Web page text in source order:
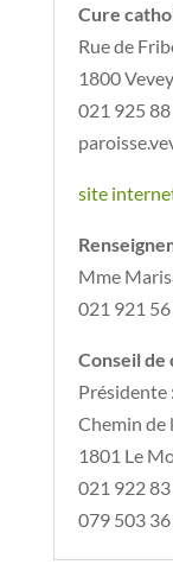
Cure
Rue de
1800 Vevey
021 925
site
Mme
021 921
Conseil de
Présidente
Chemin de
1801 Le
021 922
079 503